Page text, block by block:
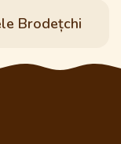
Brodețchi